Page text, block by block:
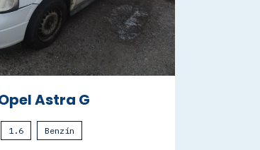
Astra G
1.6 Benzín